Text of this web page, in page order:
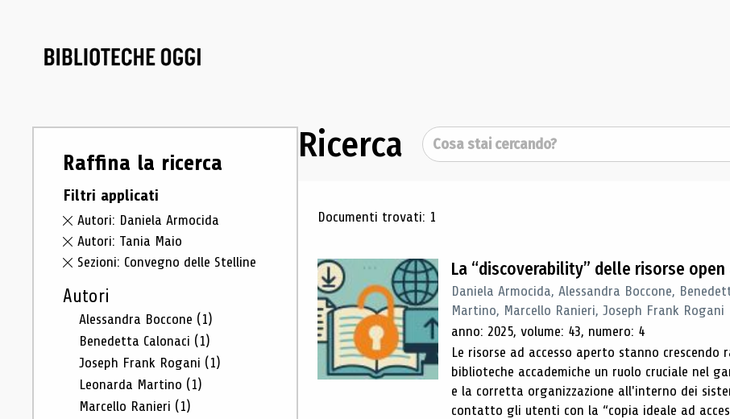
Raffina la ricerca
Filtri applicati
Autori: Daniela Armocida
Autori: Tania Maio
Sezioni: Convegno delle Stelline
Autori
Alessandra Boccone (1)
Benedetta Calonaci (1)
Joseph Frank Rogani (1)
Leonarda Martino (1)
Marcello Ranieri (1)
Ricerca Cerca
Risultati di ricerca
Documenti trovati: 1
La “discoverability” delle risorse open
Daniela Armocida, Alessandra Boccone,
Martino, Marcello Ranieri, Joseph Frank Rogani
anno: 2025, volume: 43, numero: 4
Le risorse ad accesso aperto stanno crescendo
biblioteche accademiche un ruolo cruciale nel
e la corretta organizzazione all'interno dei
contatto gli utenti con la “copia ideale ad